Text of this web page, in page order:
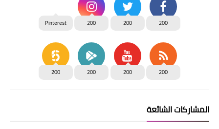
200
200
200
Pinterest
200
200
200
200
المشاركات الشائعة